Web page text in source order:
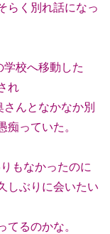
らく別れ話になっ
校へ移動した
れ
んとなかなか別
っていた。
もなかったのに
しぶりに会いたい
てるのかな。